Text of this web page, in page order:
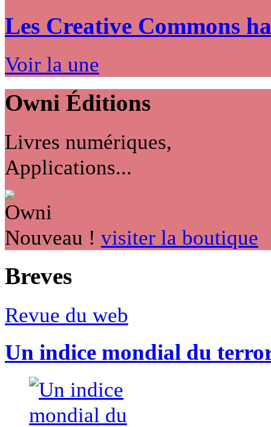
Les Creative Commons
Voir la une
Owni Éditions
Livres numériques,
Applications...
Nouveau ! visiter la boutique
Breves
Revue du web
Un indice mondial du